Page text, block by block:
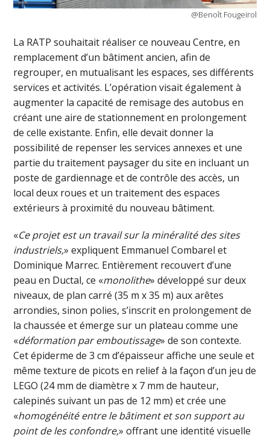
@Benoît Fougeirol
La RATP souhaitait réaliser ce nouveau Centre, en
remplacement d’un bâtiment ancien, afin de
regrouper, en mutualisant les espaces, ses différents
services et activités. L’opération visait également à
augmenter la capacité de remisage des autobus en
créant une aire de stationnement en prolongement
de celle existante. Enfin, elle devait donner la
possibilité de repenser les services annexes et une
partie du traitement paysager du site en incluant un
poste de gardiennage et de contrôle des accès, un
local deux roues et un traitement des espaces
extérieurs à proximité du nouveau bâtiment.
«Ce projet est un travail sur la minéralité des sites
industriels,» expliquent Emmanuel Combarel et
Dominique Marrec. Entièrement recouvert d’une
peau en Ductal, ce «monolithe» développé sur deux
niveaux, de plan carré (35 m x 35 m) aux arêtes
arrondies, sinon polies, s’inscrit en prolongement de
la chaussée et émerge sur un plateau comme une
«déformation par emboutissage» de son contexte.
Cet épiderme de 3 cm d’épaisseur affiche une seule et
même texture de picots en relief à la façon d’un jeu de
LEGO (24 mm de diamètre x 7 mm de hauteur,
calepinés suivant un pas de 12 mm) et crée une
«homogénéité entre le bâtiment et son support au
point de les confondre,» offrant une identité visuelle